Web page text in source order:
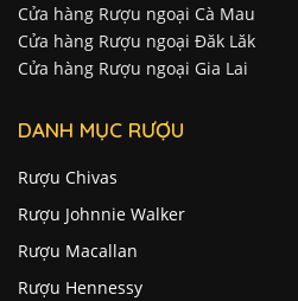
Cửa hàng Rượu ngoại Cà Mau
Cửa hàng Rượu ngoại Đăk Lăk
Cửa hàng Rượu ngoại Gia Lai
DANH MỤC RƯỢU
Rượu Chivas
Rượu Johnnie Walker
Rượu Macallan
Rượu Hennessy